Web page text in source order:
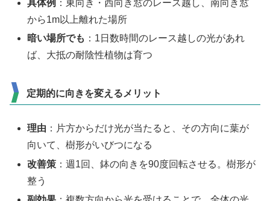
具体例 ：東向き・西向き窓のレース越し、南向き窓
から1m以上離れた場所
暗い場所でも ：1日数時間のレース越しの光があれ
ば、大抵の耐陰性植物は育つ
定期的に向きを変えるメリット
理由 ：片方からだけ光が当たると、その方向に葉が
向いて、樹形がいびつになる
改善策 ：週1回、鉢の向きを90度回転させる。樹形が
整う